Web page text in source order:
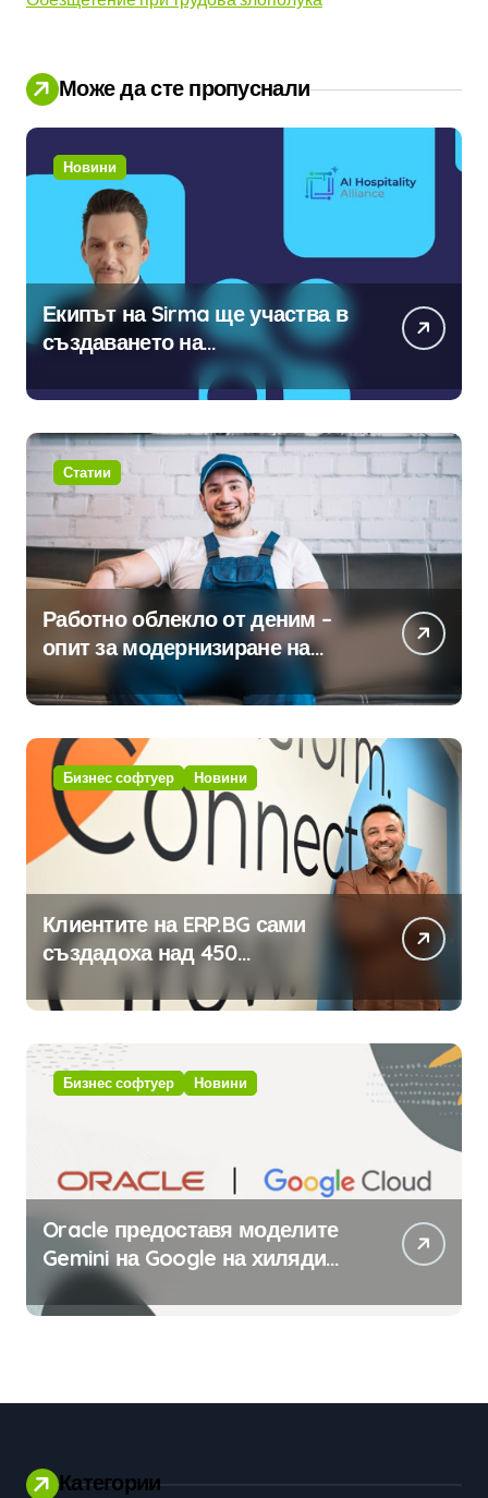
Може да сте пропуснали
Новини
Екипът на Sirma ще участва в
създаването на
международните стандарти за
навлизане на изкуствен
интелект в хотелиерството
Статии
Работно облекло от деним –
опит за модернизиране на
традицията
Бизнес софтуер Новини
Клиентите на ERP.BG сами
създадоха над 450
приложения за ERP системата
с помощта на вградения в нея
изкуствен интелект
Бизнес софтуер Новини
Oracle предоставя моделите
Gemini на Google на хиляди
клиенти на бизнес
приложения
Категории